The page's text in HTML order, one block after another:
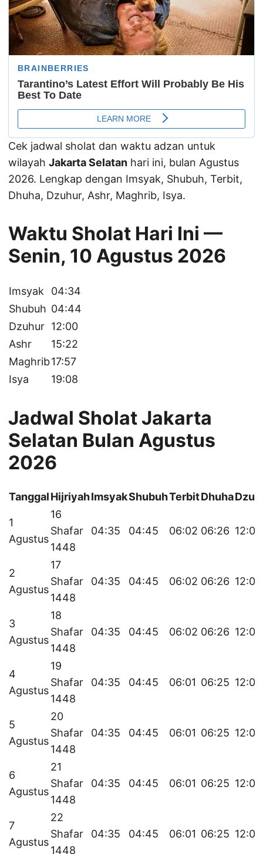
Cek jadwal sholat dan waktu adzan untuk
wilayah Jakarta Selatan hari ini, bulan Agustus
2026. Lengkap dengan Imsyak, Shubuh, Terbit,
Dhuha, Dzuhur, Ashr, Maghrib, Isya.
Waktu Sholat Hari Ini —
Senin, 10 Agustus 2026
Imsyak
04:34
Shubuh 04:44
Dzuhur 12:00
Ashr
15:22
Maghrib17:57
Isya
19:08
Jadwal Sholat Jakarta
Selatan Bulan Agustus
2026
TanggalHijriyahImsyakShubuhTerbitDhuha
1
Agustus
16
Shafar
1448
04:35 04:45 06:02 06:26 12:01
2
Agustus
17
Shafar
1448
04:35 04:45 06:02 06:26 12:01
3
Agustus
18
Shafar
1448
04:35 04:45 06:02 06:26 12:01
4
Agustus
19
Shafar
1448
04:35 04:45 06:01 06:25 12:01
5
Agustus
20
Shafar
1448
04:35 04:45 06:01 06:25 12:01
6
Agustus
21
Shafar
1448
04:35 04:45 06:01 06:25 12:01
7
Agustus
22
Shafar
1448
04:35 04:45 06:01 06:25 12:01